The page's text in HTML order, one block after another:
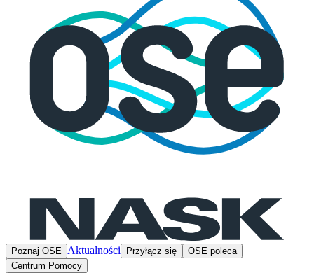
Poznaj OSE Aktualności Przyłącz się
OSE poleca
Centrum Pomocy